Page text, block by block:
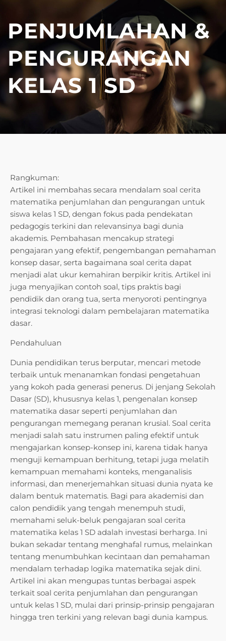
PENJUMLAHAN &
PENGURANGAN
KELAS 1 SD
Rangkuman:
Artikel ini membahas secara mendalam soal cerita
matematika penjumlahan dan pengurangan untuk
siswa kelas 1 SD, dengan fokus pada pendekatan
pedagogis terkini dan relevansinya bagi dunia
akademis. Pembahasan mencakup strategi
pengajaran yang efektif, pengembangan pemahaman
konsep dasar, serta bagaimana soal cerita dapat
menjadi alat ukur kemahiran berpikir kritis. Artikel ini
juga menyajikan contoh soal, tips praktis bagi
pendidik dan orang tua, serta menyoroti pentingnya
integrasi teknologi dalam pembelajaran matematika
dasar.
Pendahuluan
Dunia pendidikan terus berputar, mencari metode
terbaik untuk menanamkan fondasi pengetahuan
yang kokoh pada generasi penerus. Di jenjang Sekolah
Dasar (SD), khususnya kelas 1, pengenalan konsep
matematika dasar seperti penjumlahan dan
pengurangan memegang peranan krusial. Soal cerita
menjadi salah satu instrumen paling efektif untuk
mengajarkan konsep-konsep ini, karena tidak hanya
menguji kemampuan berhitung, tetapi juga melatih
kemampuan memahami konteks, menganalisis
informasi, dan menerjemahkan situasi dunia nyata ke
dalam bentuk matematis. Bagi para akademisi dan
calon pendidik yang tengah menempuh studi,
memahami seluk-beluk pengajaran soal cerita
matematika kelas 1 SD adalah investasi berharga. Ini
bukan sekadar tentang menghafal rumus, melainkan
tentang menumbuhkan kecintaan dan pemahaman
mendalam terhadap logika matematika sejak dini.
Artikel ini akan mengupas tuntas berbagai aspek
terkait soal cerita penjumlahan dan pengurangan
untuk kelas 1 SD, mulai dari prinsip-prinsip pengajaran
hingga tren terkini yang relevan bagi dunia kampus.